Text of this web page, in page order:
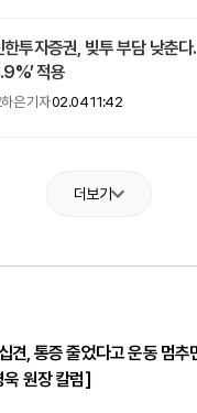
한투자증권, 빚투 부담 낮춘
적용
은 기자02.04 11:42
더보기
견, 통증 줄었다고 운동 멈추
원장 칼럼]